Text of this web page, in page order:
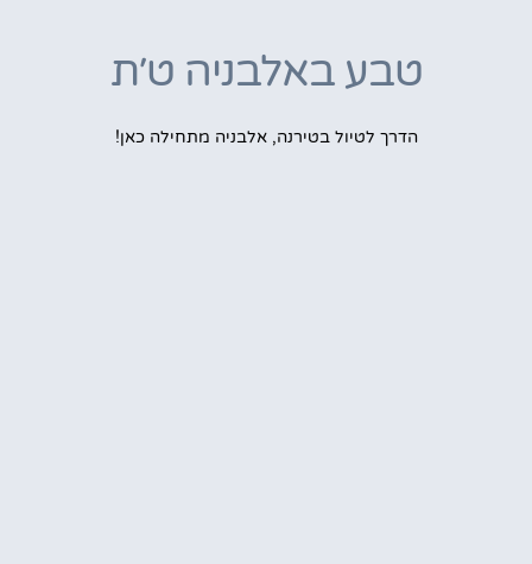
טבע באלבניה ט׳ת
הדרך לטיול בטירנה, אלבניה מתחילה כאן!